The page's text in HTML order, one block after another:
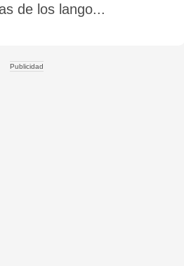
de los lango...
Publicidad